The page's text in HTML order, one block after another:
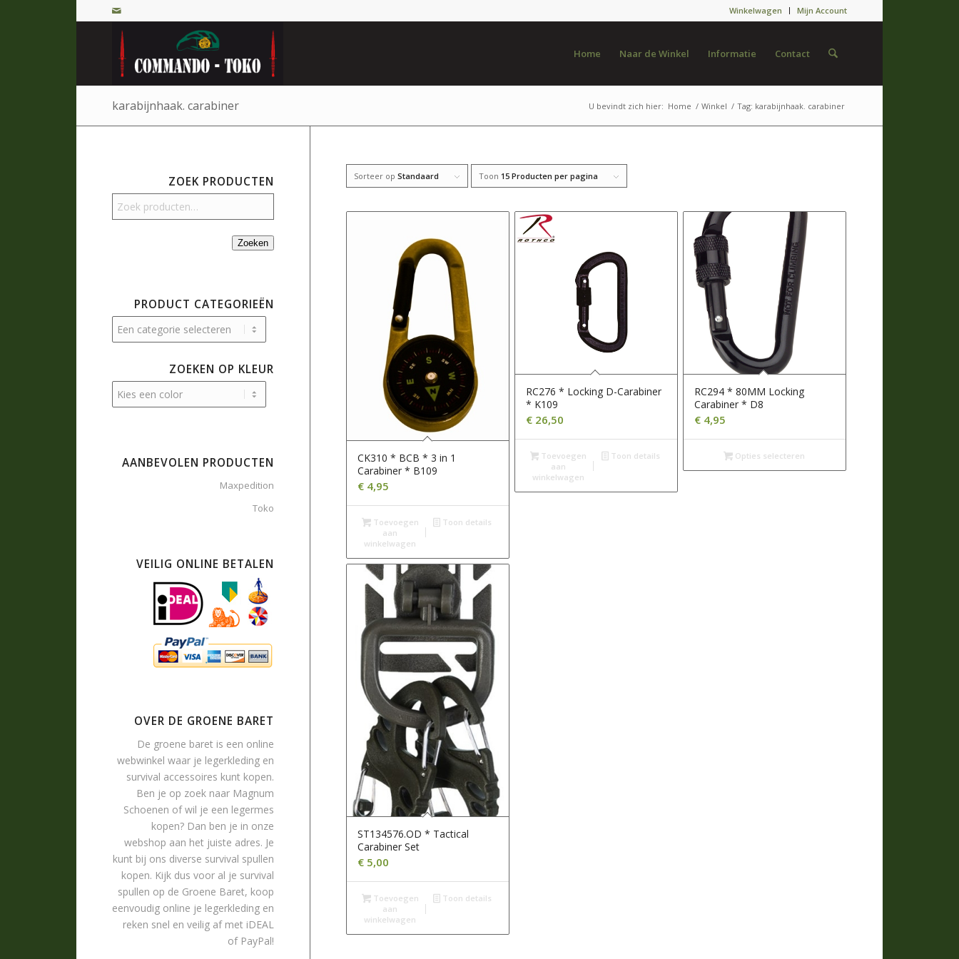
Winkelwagen Mijn Account
Home Naar de Winkel Informatie Contact
karabijnhaak. carabiner U bevindt zich hier: Home / Winkel / Tag: karabijnhaak. carabiner
Sorteer opStandaard Toon 15 Producten per pagina
CK310 * BCB * 3 in 1
Carabiner * B109
€ 4,95
Toevoegen
aan
winkelwagen
Toon details
RC276 * Locking D-Carabiner
* K109
€26,50
Toevoegen
aan
winkelwagen
Toon details
RC294 * 80MM Locking
Carabiner * D8
€4,95
Opties selecteren
ST134576.OD * Tactical
Carabiner Set
€ 5,00
Toevoegen
aan
winkelwagen
Toon details
ZOEK PRODUCTEN
Zoeken
PRODUCT CATEGORIEËN
ZOEKEN OP KLEUR
AANBEVOLEN PRODUCTEN
Maxpedition
Toko
VEILIG ONLINE BETALEN
OVER DE GROENE BARET
De groene baret is een online
webwinkel waar je legerkleding en
survival accessoires kunt kopen.
Ben je op zoek naar Magnum
Schoenen of wil je een legermes
kopen? Dan ben je in onze
webshop aan het juiste adres. Je
kunt bij ons diverse survival spullen
kopen. Kijk dus voor al je survival
spullen op de Groene Baret, koop
eenvoudig online je legerkleding en
reken snel en veilig af met iDEAL
of PayPal!